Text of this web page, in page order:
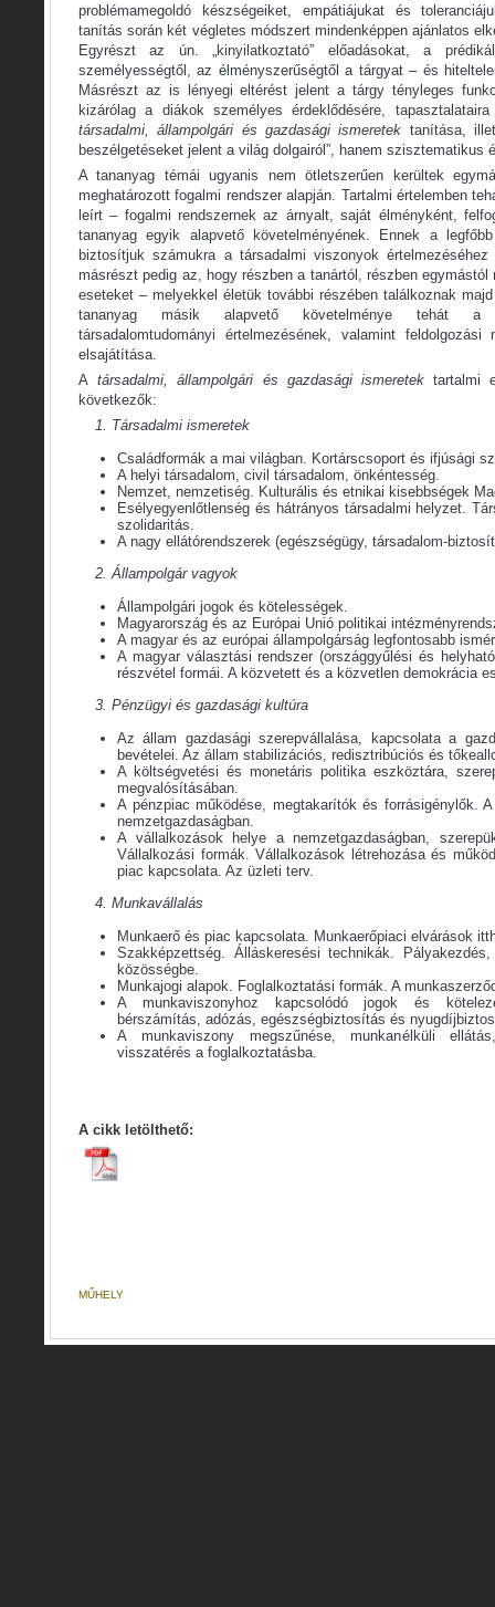
problémamegoldó készségeiket, empátiájukat és
tanítás során két végletes módszert mindenképpen ajánlatos
Egyrészt az ún. „kinyilatkoztató” előadásokat, a
személyességtől, az élményszerűségtől a tárgyat – és
Másrészt az is lényegi eltérést jelent a tárgy tényleges
kizárólag a diákok személyes érdeklődésére,
társadalmi, állampolgári és gazdasági ismeretek tanítása,
beszélgetéseket jelent a világ dolgairól”, hanem szisztematikus
A tananyag témái ugyanis nem ötletszerűen kerültek
meghatározott fogalmi rendszer alapján. Tartalmi értelemben
leírt – fogalmi rendszernek az árnyalt, saját élményként,
tananyag egyik alapvető követelményének. Ennek a
biztosítjuk számukra a társadalmi viszonyok
másrészt pedig az, hogy részben a tanártól, részben egymástól
eseteket – melyekkel életük további részében találkoznak
tananyag másik alapvető követelménye tehát a
társadalomtudományi értelmezésének, valamint feldolgozási
elsajátítása.
A társadalmi, állampolgári és gazdasági ismeretektartalmi
következők:
1. Társadalmi ismeretek
Családformák a mai világban. Kortárscsoport és ifjúsági
A helyi társadalom, civil társadalom, önkéntesség.
Nemzet, nemzetiség. Kulturális és etnikai kisebbségek
Esélyegyenlőtlenség és hátrányos társadalmi helyzet.
szolidaritás.
A nagy ellátórendszerek (egészségügy, társadalom-
2. Állampolgár vagyok
Állampolgári jogok és kötelességek.
Magyarország és az Európai Unió politikai
A magyar és az európai állampolgárság legfontosabb
A magyar választási rendszer (országgyűlési és
részvétel formái. A közvetett és a közvetlen demokrácia
3. Pénzügyi és gazdasági kultúra
Az állam gazdasági szerepvállalása, kapcsolata a
bevételei. Az állam stabilizációs, redisztribúciós és
A költségvetési és monetáris politika eszköztára,
megvalósításában.
A pénzpiac működése, megtakarítók és forrásigénylők.
nemzetgazdaságban.
A vállalkozások helye a nemzetgazdaságban,
Vállalkozási formák. Vállalkozások létrehozása és
piac kapcsolata. Az üzleti terv.
4. Munkavállalás
Munkaerő és piac kapcsolata. Munkaerőpiaci elvárások
Szakképzettség. Álláskeresési technikák.
közösségbe.
Munkajogi alapok. Foglalkoztatási formák. A
A munkaviszonyhoz kapcsolódó jogok és
bérszámítás, adózás, egészségbiztosítás és
A munkaviszony megszűnése, munkanélküli
visszatérés a foglalkoztatásba.
A cikk letölthető:
MŰHELY